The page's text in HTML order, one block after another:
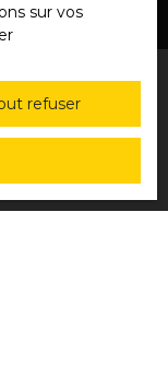
sur vos
refuser